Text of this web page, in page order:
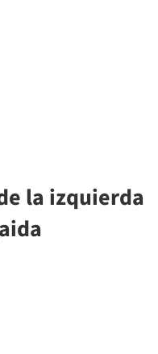
la izquierda